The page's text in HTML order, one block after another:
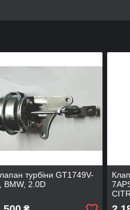
турбіни GT1749V-
BMW, 2.0D